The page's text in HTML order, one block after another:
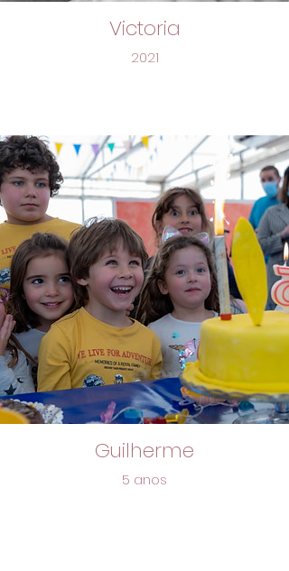
Victoria
2021
Guilherme
5 anos